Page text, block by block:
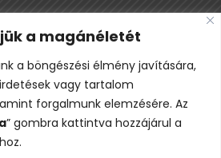
a magánéletét
a böngészési élmény javítására,
vagy tartalom
forgalmunk elemzésére. Az
” gombra kattintva hozzájárul a
az Ozora fesztiválon
legendáival pedig megragad
Árpád-kori templom